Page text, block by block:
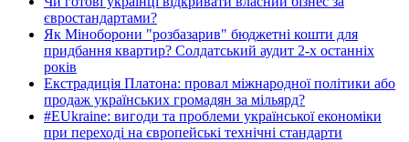
євростандартами?
Як Міноборони "розбазарив" бюджетні кошти для
придбання квартир? Солдатський аудит 2-х останніх
років
Екстрадиція Платона: провал міжнародної політики або
продаж українських громадян за мільярд?
#EUkraine: вигоди та проблеми української економіки
при переході на європейські технічні стандарти